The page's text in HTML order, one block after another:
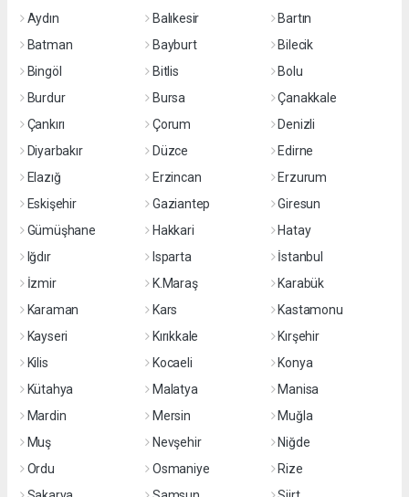
Aydın
Balıkesir
Bartın
Batman
Bayburt
Bilecik
Bingöl
Bitlis
Bolu
Burdur
Bursa
Çanakkale
Çankırı
Çorum
Denizli
Diyarbakır
Düzce
Edirne
Elazığ
Erzincan
Erzurum
Eskişehir
Gaziantep
Giresun
Gümüşhane
Hakkari
Hatay
Iğdır
Isparta
İstanbul
İzmir
K.Maraş
Karabük
Karaman
Kars
Kastamonu
Kayseri
Kırıkkale
Kırşehir
Kilis
Kocaeli
Konya
Kütahya
Malatya
Manisa
Mardin
Mersin
Muğla
Muş
Nevşehir
Niğde
Ordu
Osmaniye
Rize